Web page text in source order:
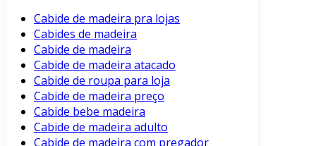
Cabide de madeira pra lojas
Cabides de madeira
Cabide de madeira
Cabide de madeira atacado
Cabide de roupa para loja
Cabide de madeira preço
Cabide bebe madeira
Cabide de madeira adulto
Cabide de madeira com pregador